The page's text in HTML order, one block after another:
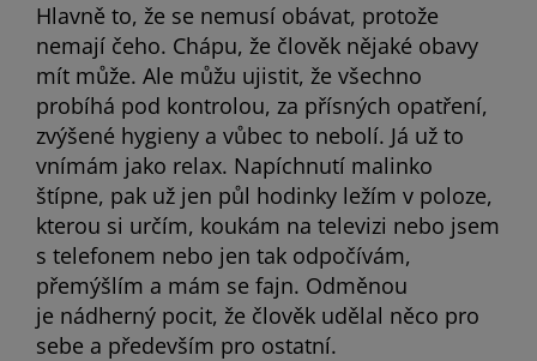
Hlavně to, že se nemusí obávat, protože
nemají čeho. Chápu, že člověk nějaké obavy
mít může. Ale můžu ujistit, že všechno
probíhá pod kontrolou, za přísných opatření,
zvýšené hygieny a vůbec to nebolí. Já už to
vnímám jako relax. Napíchnutí malinko
štípne, pak už jen půl hodinky ležím v poloze,
kterou si určím, koukám na televizi nebo jsem
s telefonem nebo jen tak odpočívám,
přemýšlím a mám se fajn. Odměnou
je nádherný pocit, že člověk udělal něco pro
sebe a především pro ostatní.